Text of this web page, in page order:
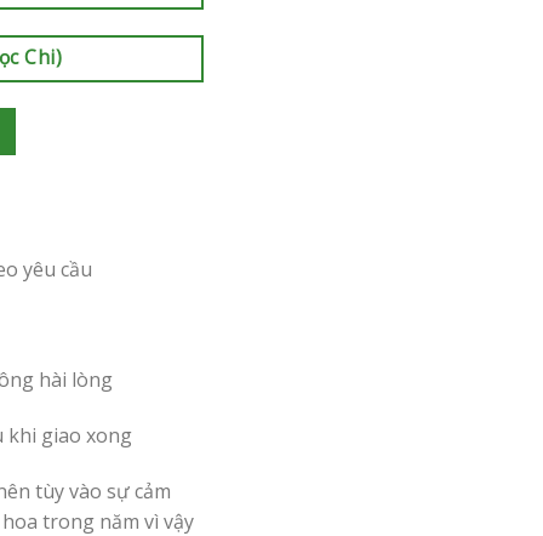
Chi)
yêu cầu
hài lòng
khi giao xong
tùy vào sự cảm
trong năm vì vậy